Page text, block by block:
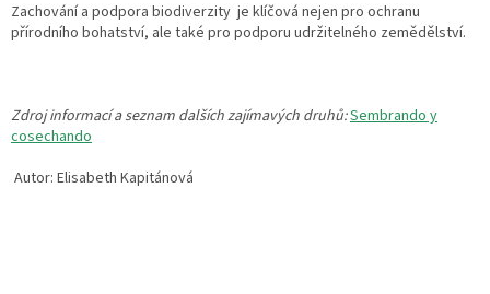
Zachování a podpora biodiverzity je klíčová nejen pro ochranu
přírodního bohatství, ale také pro podporu udržitelného zemědělství.
Zdroj informací a seznam dalších zajímavých druhů:Sembrando y
cosechando
Autor: Elisabeth Kapitánová